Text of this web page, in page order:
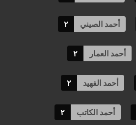
أحمد الصيني ٢
أحمد العمار ٢
أحمد الفهيد ٢
أحمد الكاتب ٢